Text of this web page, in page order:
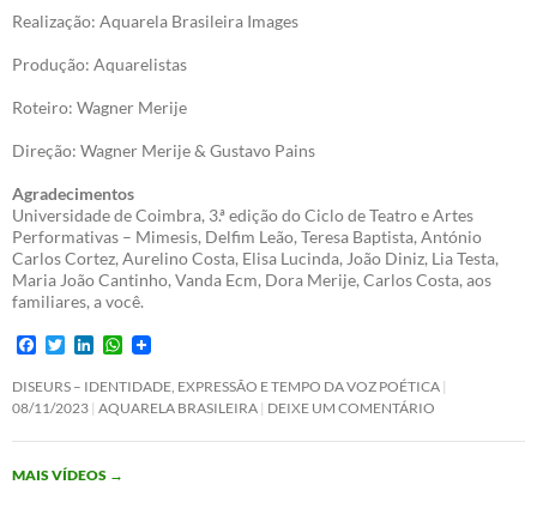
Realização: Aquarela Brasileira Images
Produção: Aquarelistas
Roteiro: Wagner Merije
Direção: Wagner Merije & Gustavo Pains
Agradecimentos
Universidade de Coimbra, 3.ª edição do Ciclo de Teatro e Artes
Performativas – Mimesis, Delfim Leão, Teresa Baptista, António
Carlos Cortez, Aurelino Costa, Elisa Lucinda, João Diniz, Lia Testa,
Maria João Cantinho, Vanda Ecm, Dora Merije, Carlos Costa, aos
familiares, a você.
F
c
e
b
o
k
T
i
t
t
e
n
k
e
d
n
W
a
t
s
A
DISEURS – IDENTIDADE, EXPRESSÃO E TEMPO DA VOZ POÉTICA
08/11/2023 AQUARELA BRASILEIRA DEIXE UM COMENTÁRIO
MAIS VÍDEOS →